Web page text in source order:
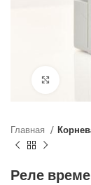
Главная
Реле